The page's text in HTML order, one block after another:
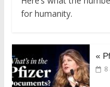
for humanity.
«
8